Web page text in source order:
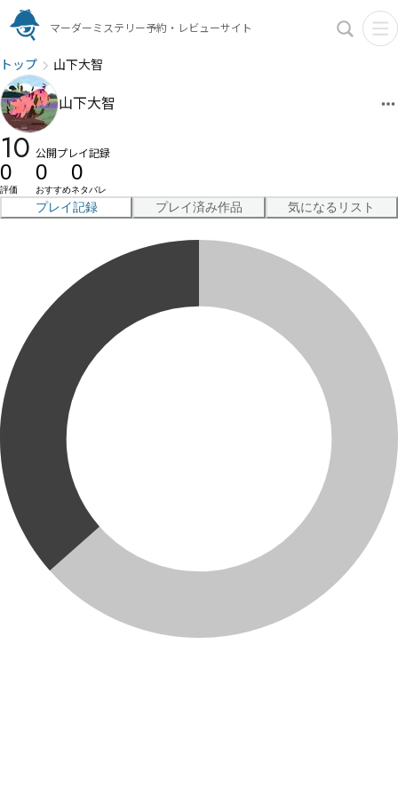
マーダーミステリー予約・レビューサイト
トップ 山下大智
山下大智
10 公開プレイ記録
0
評価
0
おすすめ
0
ネタバレ
プレイ記録 プレイ済み作品 気になるリスト